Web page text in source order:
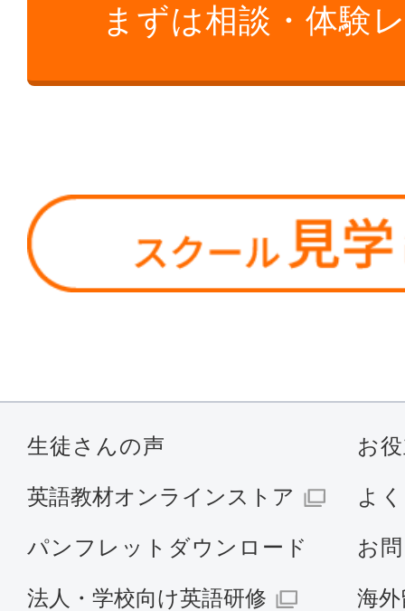
まずは相談・体験
生徒さんの声 お
英語教材オンラインストア よ
パンフレットダウンロード お
法人・学校向け英語研修 海